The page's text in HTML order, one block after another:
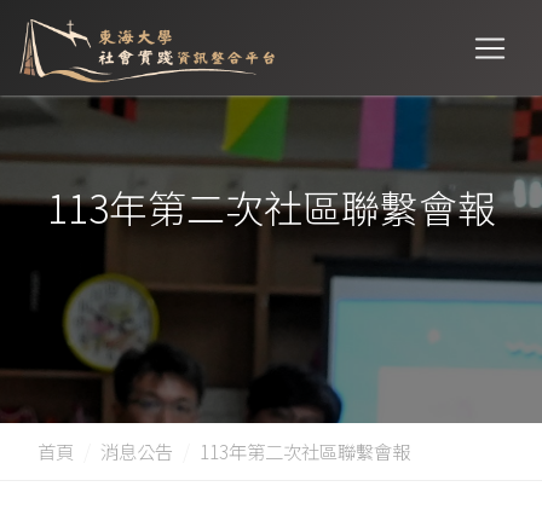
113年第二次社區聯繫會報
首頁 消息公告 113年第二次社區聯繫會報